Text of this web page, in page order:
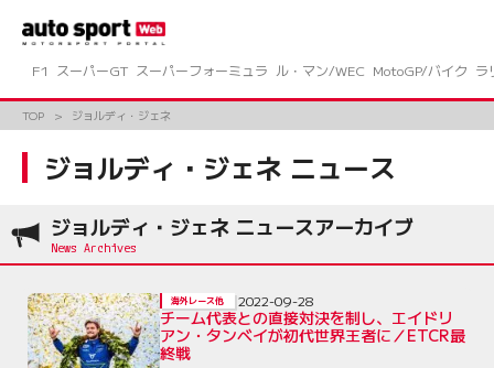
ツ
ス
F1 スーパーGT スーパーフォーミュラ ル・マン/WEC MotoGP/バイク ラ
TOP ジョルディ・ジェネ
ジョルディ・ジェネ ニュース
ジョルディ・ジェネ ニュースアーカイブ
チーム代表との直接対決を制し、エイドリ
アン・タンベイが初代世界王者に／ETCR最
終戦
海外レース他 2022-09-28